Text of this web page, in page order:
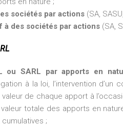
sociétés par actions (SA,
à des sociétés par actions (SA,
ou SARL par apports en
à la loi, l’intervention
valeur de chaque apport à
valeur totale des apports en
;